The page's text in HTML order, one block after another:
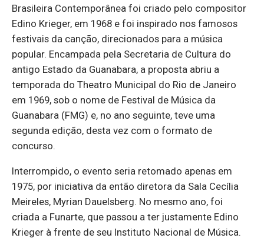
Brasileira Contemporânea foi criado pelo compositor
Edino Krieger, em 1968 e foi inspirado nos famosos
festivais da canção, direcionados para a música
popular. Encampada pela Secretaria de Cultura do
antigo Estado da Guanabara, a proposta abriu a
temporada do Theatro Municipal do Rio de Janeiro
em 1969, sob o nome de Festival de Música da
Guanabara (FMG) e, no ano seguinte, teve uma
segunda edição, desta vez com o formato de
concurso.
Interrompido, o evento seria retomado apenas em
1975, por iniciativa da então diretora da Sala Cecília
Meireles, Myrian Dauelsberg. No mesmo ano, foi
criada a Funarte, que passou a ter justamente Edino
Krieger à frente de seu Instituto Nacional de Música.